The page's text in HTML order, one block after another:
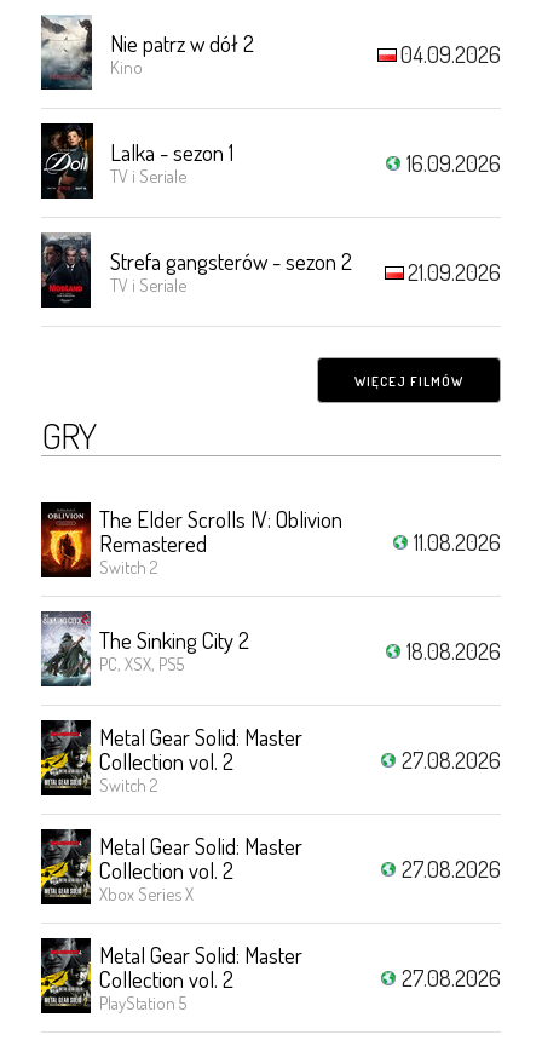
Nie patrz w dół 2
Kino 04.09.2026
Lalka - sezon 1
TV i Seriale 16.09.2026
Strefa gangsterów - sezon 2
TV i Seriale 21.09.2026
WIĘCEJ FILMÓW
GRY
The Elder Scrolls IV: Oblivion
Remastered
Switch 2
11.08.2026
The Sinking City 2
PC, XSX, PS5 18.08.2026
Metal Gear Solid: Master
Collection vol. 2
Switch 2
27.08.2026
Metal Gear Solid: Master
Collection vol. 2
Xbox Series X
27.08.2026
Metal Gear Solid: Master
Collection vol. 2
PlayStation 5
27.08.2026